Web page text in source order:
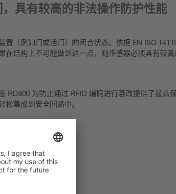
具有较高的非法操作防护性能
置（例如门或活门）的闭合状态。依据 EN ISO
在结构上不可能做到这一点，则传感器必须具有较
RD800 为防止通过 RFID 编码进行篡改提供了最高
松集成到安全回路中。